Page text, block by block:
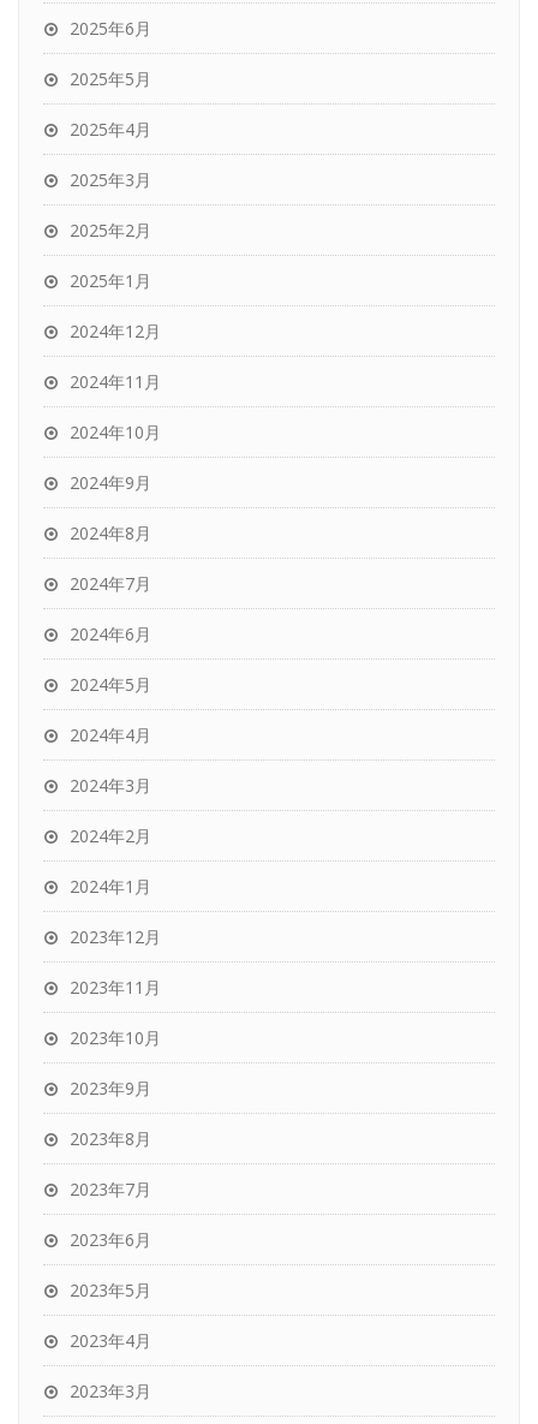
2025年6月
2025年5月
2025年4月
2025年3月
2025年2月
2025年1月
2024年12月
2024年11月
2024年10月
2024年9月
2024年8月
2024年7月
2024年6月
2024年5月
2024年4月
2024年3月
2024年2月
2024年1月
2023年12月
2023年11月
2023年10月
2023年9月
2023年8月
2023年7月
2023年6月
2023年5月
2023年4月
2023年3月